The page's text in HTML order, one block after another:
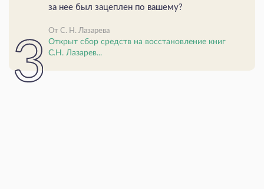
за нее был зацеплен по вашему?
От С. Н. Лазарева
Открыт сбор средств на восстановление книг
С.Н. Лазарев...